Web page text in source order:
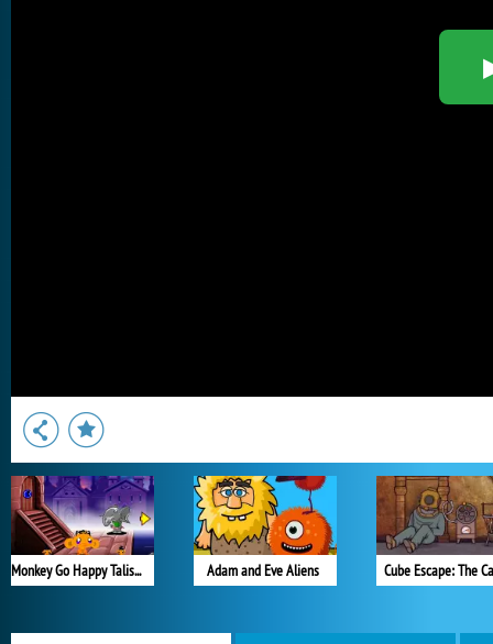
Monkey Go Happy Talisman Adam and Eve Aliens Cube Escape: The